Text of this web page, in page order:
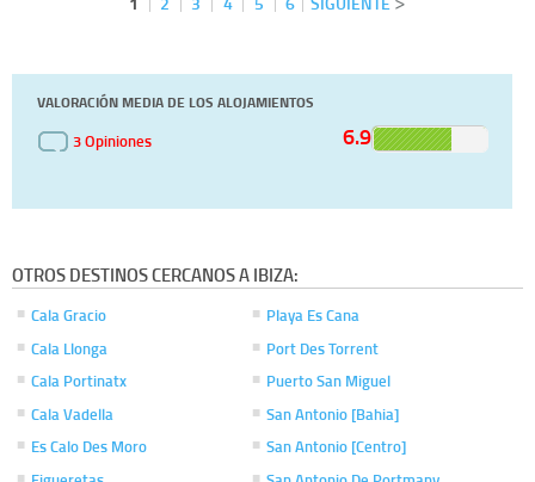
VALORACIÓN MEDIA DE LOS ALOJAMIENTOS
3 Opiniones
6.9
OTROS DESTINOS CERCANOS A IBIZA:
Cala Gracio
Cala Llonga
Cala Portinatx
Cala Vadella
Es Calo Des Moro
Playa Es Cana
Port Des Torrent
Puerto San Miguel
San Antonio [Bahia]
San Antonio [Centro]